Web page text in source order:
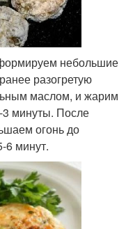
небольшие
разогретую
маслом, и жарим
минуты. После
огонь до
6 минут.